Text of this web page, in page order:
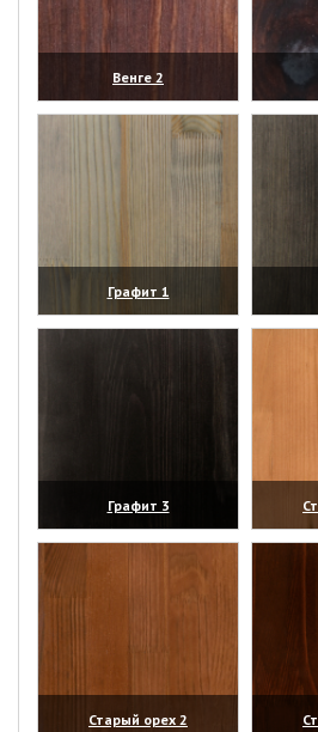
Венге 2
(увеличить)
Графит 1
(увеличить)
Графит 3
(увеличить)
Старый орех 2